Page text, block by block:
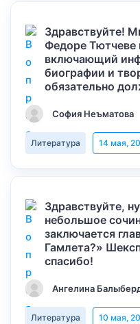
Здравствуйте!
Федоре Тютчеве
включающий
биографии и
обязательно
София Неъматова
Литература 14 мая,
Здравствуйте,
небольшое
заключается
Гамлета?»
спасибо!
Ангелина
Литература 10 мая,